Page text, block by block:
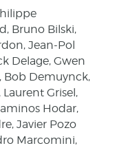
Bruno Bilski,
Jean-Pol
Delage, Gwen
Bob Demuynck,
Grisel,
Hodar,
Javier Pozo
Marcomini,